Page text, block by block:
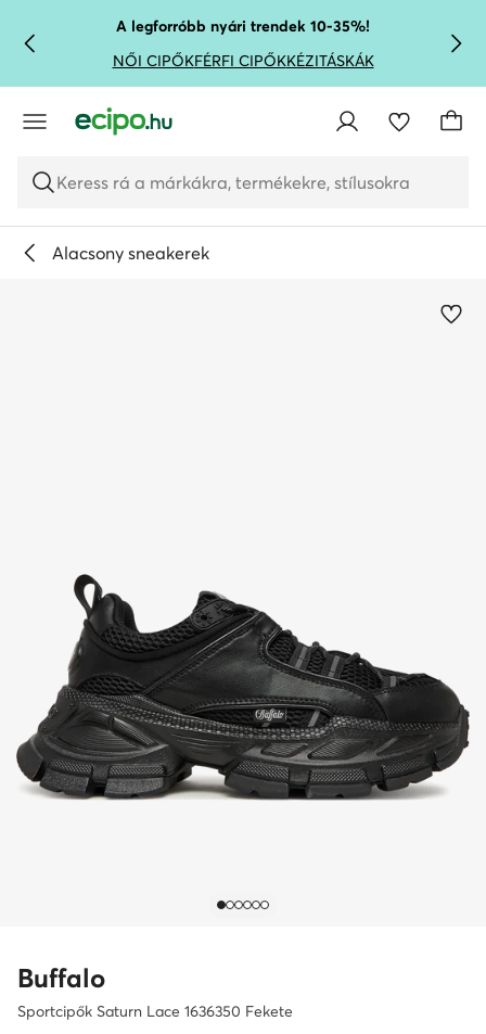
UGRÁS A FŐ TARTALOMRA
UGRÁS A KERESÉSHEZA legforróbb nyári trendek 10-35%!
NŐI CIPŐKFÉRFI CIPŐKKÉZITÁSKÁK
Keress rá a márkákra, termékekre, stílusokra
Alacsony sneakerek
Buffalo
Sportcipők Saturn Lace 1636350 Fekete